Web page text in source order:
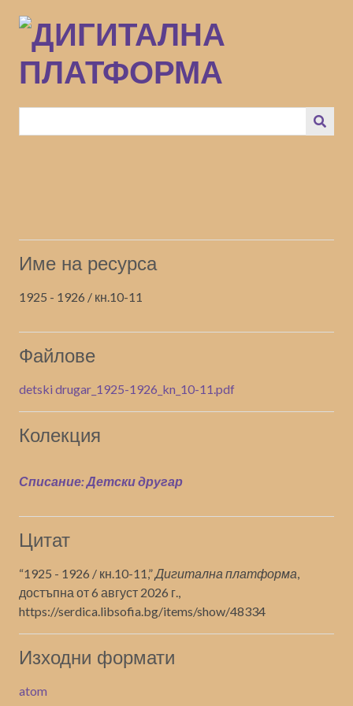
към
основното
съдържание
Име на ресурса
1925 - 1926 / кн.10-11
Файлове
detski drugar_1925-1926_kn_10-11.pdf
Колекция
Списание: Детски другар
Цитат
“1925 - 1926 / кн.10-11,”Дигитална платформа,
достъпна от 6 август 2026 г.,
https://serdica.libsofia.bg/items/show/48334
Изходни формати
atom